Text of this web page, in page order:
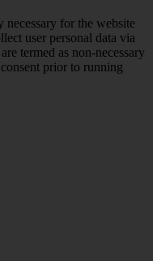
for the website
user personal data via
termed as non-necessary
prior to running